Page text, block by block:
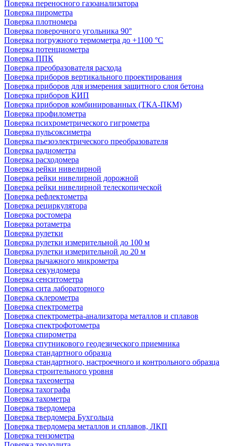
Поверка переносного газоанализатора
Поверка пирометра
Поверка плотномера
Поверка поверочного угольника 90°
Поверка погружного термометра до +1100 °С
Поверка потенциометра
Поверка ППК
Поверка преобразователя расхода
Поверка приборов вертикального проектирования
Поверка приборов для измерения защитного слоя бетона
Поверка приборов КИП
Поверка приборов комбинированных (ТКА-ПКМ)
Поверка профилометра
Поверка психрометрического гигрометра
Поверка пульсоксиметра
Поверка пьезоэлектрического преобразователя
Поверка радиометра
Поверка расходомера
Поверка рейки нивелирной
Поверка рейки нивелирной дорожной
Поверка рейки нивелирной телескопической
Поверка рефлектометра
Поверка рециркулятора
Поверка ростомера
Поверка ротаметра
Поверка рулетки
Поверка рулетки измерительной до 100 м
Поверка рулетки измерительной до 20 м
Поверка рычажного микрометра
Поверка секундомера
Поверка сенситометра
Поверка сита лабораторного
Поверка склерометра
Поверка спектрометра
Поверка спектрометра-анализатора металлов и сплавов
Поверка спектрофотометра
Поверка спирометра
Поверка спутникового геодезического приемника
Поверка стандартного образца
Поверка стандартного, настроечного и контрольного образца
Поверка строительного уровня
Поверка тахеометра
Поверка тахографа
Поверка тахометра
Поверка твердомера
Поверка твердомера Бухгольца
Поверка твердомера металлов и сплавов, ЛКП
Поверка тензометра